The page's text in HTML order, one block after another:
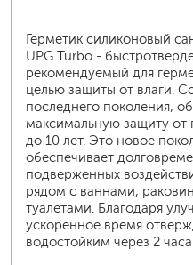
Герметик силиконовый
UPG Turbo -
рекомендуемый для
целью защиты от влаги.
последнего поколения,
максимальную защиту от
до 10 лет. Это новое
обеспечивает
подверженных
рядом с ваннами,
туалетами. Благодаря
ускоренное время
водостойким через 2